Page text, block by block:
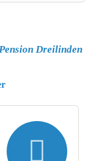
Dreilinden